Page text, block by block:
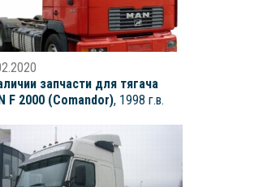
запчасти для тягача
F 2000 (Comandor), 1998 г.в.